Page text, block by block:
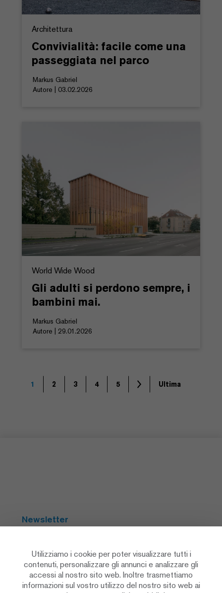
Architettura
Convivialità: facile come una
passeggiata nel parco
Markus Gabriel
Autore | 03.02.2026
World Wide Wood
Gli adulti si perdono sempre, i
bambini mai.
Markus Gabriel
Autore | 29.01.2026
1 2 3 4 5 Ultima
Newsletter
Social Media
Utilizziamo i cookie per poter visualizzare tutti i
contenuti, personalizzare gli annunci e analizzare gli
accessi al nostro sito web. Inoltre trasmettiamo
informazioni sul vostro utilizzo del nostro sito web ai